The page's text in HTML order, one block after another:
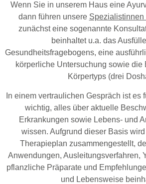
Wenn Sie in unserem Haus eine
dann führen unsere
zunächst eine sogenannte
beinhaltet u.a. das
Gesundheitsfragebogens, eine
körperliche Untersuchung sowie die
Körpertyps (drei
In einem vertraulichen Gespräch ist es
wichtig, alles über aktuelle
Erkrankungen sowie Lebens- und
wissen. Aufgrund dieser Basis
Therapieplan zusammengestellt,
Anwendungen, Ausleitungsverfahren,
pflanzliche Präparate und
und Lebensweise